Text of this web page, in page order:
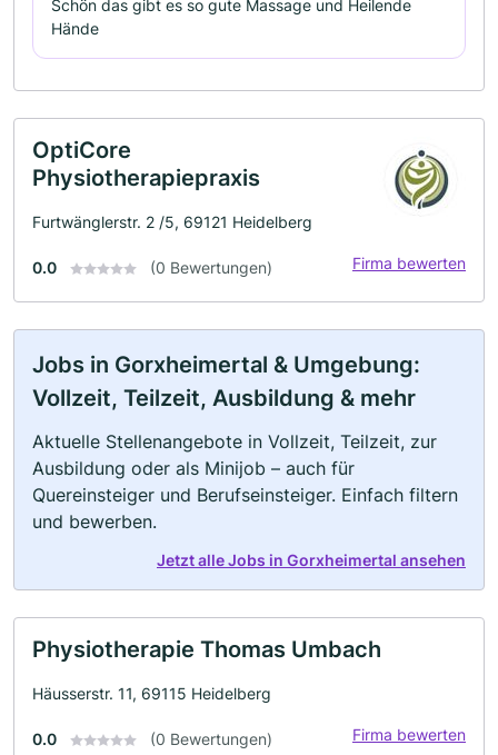
Schön das gibt es so gute Massage und Heilende
Hände
OptiCore
Physiotherapiepraxis
Furtwänglerstr. 2 /5, 69121 Heidelberg
0.0 (0 Bewertungen) Firma bewerten
Jobs in Gorxheimertal & Umgebung:
Vollzeit, Teilzeit, Ausbildung & mehr
Aktuelle Stellenangebote in Vollzeit, Teilzeit, zur
Ausbildung oder als Minijob – auch für
Quereinsteiger und Berufseinsteiger. Einfach filtern
und bewerben.
Jetzt alle Jobs in Gorxheimertal ansehen
Physiotherapie Thomas Umbach
Häusserstr. 11, 69115 Heidelberg
0.0 (0 Bewertungen) Firma bewerten